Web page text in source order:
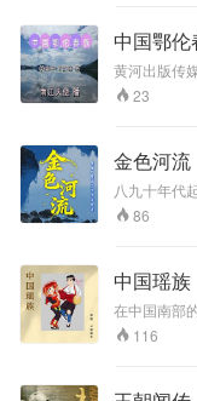
民”“土家”
家族自称“毕
要集中分布
界的武陵山
展过程中，
其社会历史
般特点，又
另一方面，
认比较晚的
代土家族的
完成。总之
史的过程中
是中华民族
中国鄂伦
黄河出版传
间，组织策
民族全书·
图书坚持平
生动、有趣
民族，形成
猎文化是鄂
人民智慧的
下，鄂伦春
在消失的文
化。生态的
23
金色河流
八九十年代
回望一生：
终前将在南
发迹，亦导
综合征的老
王桑、身世
总扶不起又
不相识的特
86
中国瑶族
在中国南部
又极具生命
族集聚于某
过对大量的
116